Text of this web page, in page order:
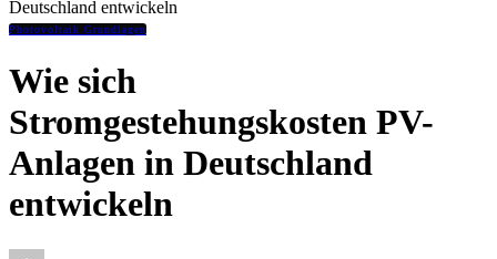
Deutschland entwickeln
Photovoltaik Grundlagen
Wie sich
Stromgestehungskosten PV-
Anlagen in Deutschland
entwickeln